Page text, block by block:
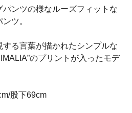
パンツの様なルーズフィットな
ツ。
る言葉が描かれたシンプルな
のプリントが入ったモデ
股下69cm